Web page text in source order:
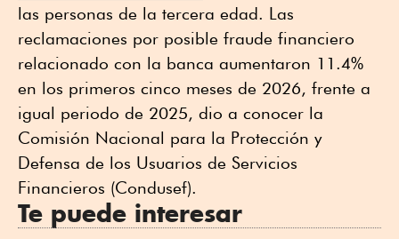
las personas de la tercera edad. Las
reclamaciones por posible fraude financiero
relacionado con la banca aumentaron 11.4%
en los primeros cinco meses de 2026, frente a
igual periodo de 2025, dio a conocer la
Comisión Nacional para la Protección y
Defensa de los Usuarios de Servicios
Financieros (Condusef).
Te puede interesar